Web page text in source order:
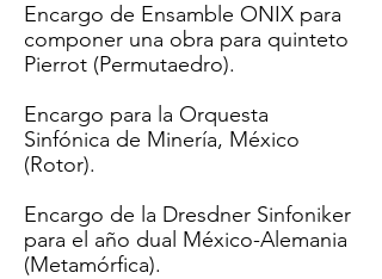
Encargo de Ensamble ONIX para
componer una obra para quinteto
Pierrot (Permutaedro).
Encargo para la Orquesta
Sinfónica de Minería, México
(Rotor).
Encargo de la Dresdner Sinfoniker
para el año dual México-Alemania
(Metamórfica).